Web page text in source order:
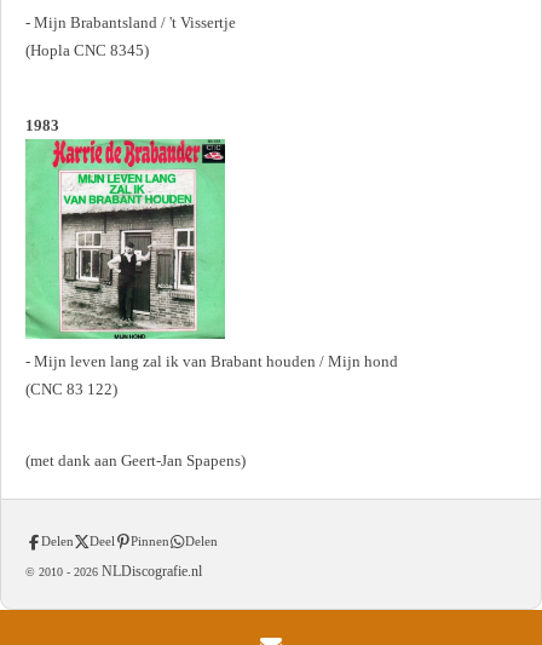
- Mijn Brabantsland / 't Vissertje
(Hopla CNC 8345)
1983
- Mijn leven lang zal ik van Brabant houden / Mijn hond
(CNC 83 122)
(met dank aan Geert-Jan Spapens)
Delen Deel Pinnen Delen
© 2010 - 2026 NLDiscografie.nl